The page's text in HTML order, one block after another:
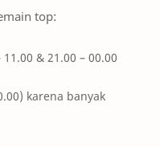
top:
11.00 & 21.00 – 00.00
karena banyak